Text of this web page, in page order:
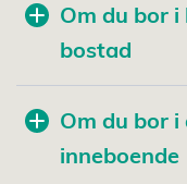
Om du bor
bostad
Om du bor
inneboende